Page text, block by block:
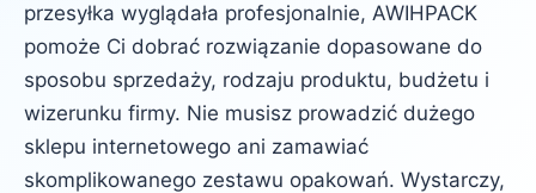
przesyłka wyglądała profesjonalnie, AWIHPACK
pomoże Ci dobrać rozwiązanie dopasowane do
sposobu sprzedaży, rodzaju produktu, budżetu i
wizerunku firmy. Nie musisz prowadzić dużego
sklepu internetowego ani zamawiać
skomplikowanego zestawu opakowań. Wystarczy,